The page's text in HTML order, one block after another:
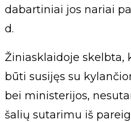
dabartiniai jos nariai
d.
Žiniasklaidoje skelbta,
būti susijęs su
bei ministerijos,
šalių sutarimu iš